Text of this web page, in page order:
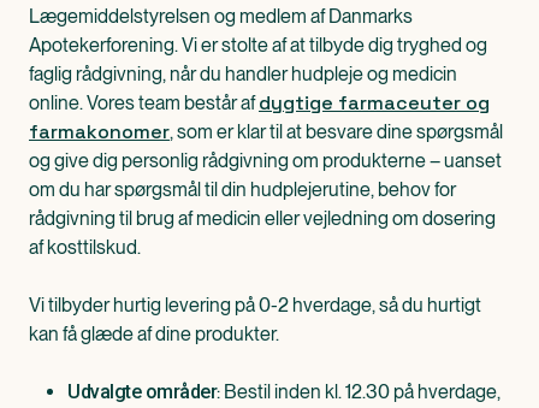
Lægemiddelstyrelsen og medlem af Danmarks
Apotekerforening. Vi er stolte af at tilbyde dig tryghed og
faglig rådgivning, når du handler hudpleje og medicin
online. Vores team består afdygtige farmaceuter og
farmakonomer, som er klar til at besvare dine spørgsmål
og give dig personlig rådgivning om produkterne – uanset
om du har spørgsmål til din hudplejerutine, behov for
rådgivning til brug af medicin eller vejledning om dosering
af kosttilskud.
Vi tilbyder hurtig levering på 0-2 hverdage, så du hurtigt
kan få glæde af dine produkter.
Udvalgte områder: Bestil inden kl. 12.30 på hverdage,